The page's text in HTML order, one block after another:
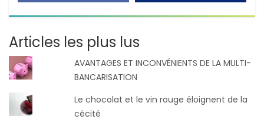
Articles les plus lus
AVANTAGES ET INCONVÉNIENTS DE LA MULTI-
BANCARISATION
Le chocolat et le vin rouge éloignent de la
cécité